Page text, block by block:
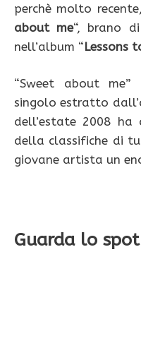
perchè molto
about me“, brano di
nell’album “Lessons
“Sweet about
singolo estratto
dell’estate 2008
della classifiche di
giovane artista un
Guarda lo spot